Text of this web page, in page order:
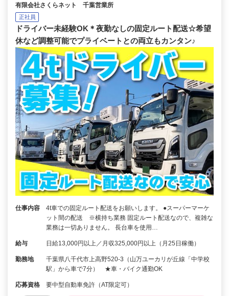
有限会社さくらネット 千葉営業所
正社員
ドライバー未経験OK＊夜勤なしの固定ルート配送☆希望
休など調整可能でプライベートとの両立もカンタン♪
仕事内容
4t車での固定ルート配送をお願いします。 ●スーパーマーケ
ット間の配送 ※横持ち業務 固定ルート配送なので、複雑な
業務は一切ありません。 長台車を使用…
給与 日給13,000円以上／月収325,000円以上（月25日稼働）
勤務地
千葉県八千代市上高野520-3（山万ユーカリが丘線「中学校
駅」から車で7分） ★車・バイク通勤OK
応募資格 要中型自動車免許（AT限定可）